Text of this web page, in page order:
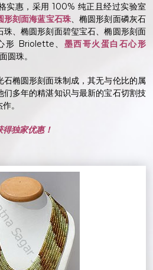
实惠，采用 100% 纯正且经过实验室
形刻面海蓝宝石珠、椭圆形刻面磷灰石
、椭圆形刻面碧玺宝石、椭圆形刻面
形 Briolette、 墨西哥火蛋白石心形
圆珠。
椭圆形刻面珠制成，其无与伦比的属
多年的精湛知识与最新的宝石切割技
。
独家优惠！